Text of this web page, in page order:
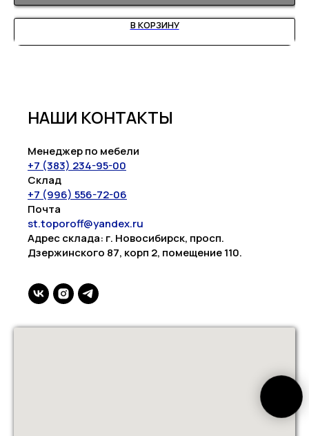
В КОРЗИНУ
НАШИ КОНТАКТЫ
Менеджер по мебели
+7 (383) 234-95-00
Склад
+7 (996) 556-72-06
Почта
st.toporoff@yandex.ru
Адрес склада: г. Новосибирск, просп.
Дзержинского 87, корп 2, помещение 110.